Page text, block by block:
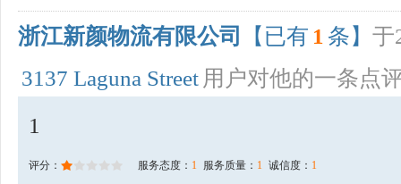
浙江新颜物流有限公司 【已有 1 条】 于
3137 Laguna Street 用户对他的一条点
1
评分： 服务态度： 1 服务质量： 1 诚信度： 1